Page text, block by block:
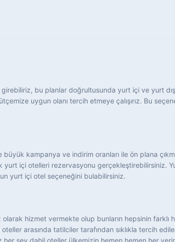
bu planlar doğrultusunda yurt içi ve yurt
uygun olanı tercih etmeye çalışırız. Bu
kampanya ve indirim oranları ile ön plana
içi otelleri rezervasyonu gerçekleştirebilirsiniz.
yurt içi otel seçeneğini bulabilirsiniz.
hizmet vermekte olup bunların hepsinin
arasında tatilciler tarafından sıklıkla tercih
şey dahil oteller ülkemizin hemen hemen her